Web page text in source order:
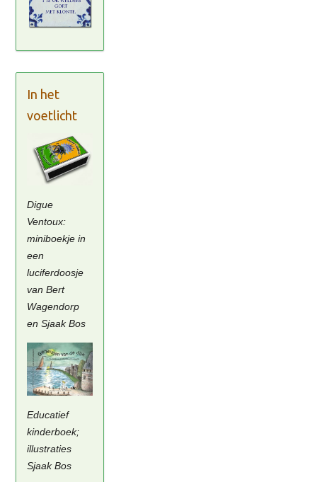
In het
voetlicht
Digue
Ventoux:
miniboekje in
een
luciferdoosje
van Bert
Wagendorp
en Sjaak Bos
Educatief
kinderboek;
illustraties
Sjaak Bos